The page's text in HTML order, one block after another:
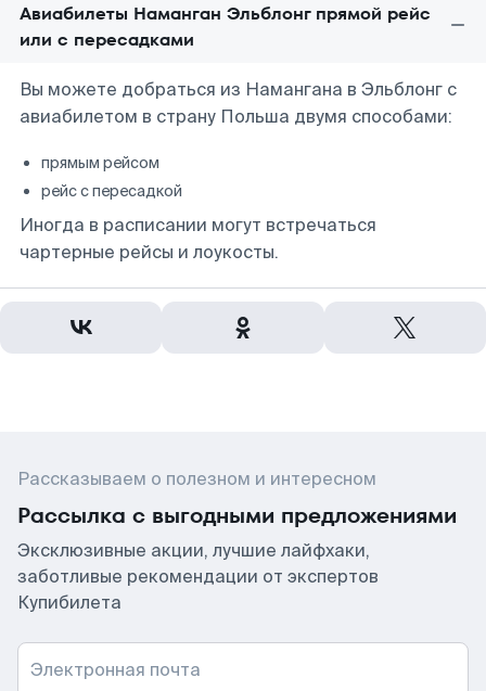
Авиабилеты Наманган Эльблонг прямой рейс
или с пересадками
Вы можете добраться из Намангана в Эльблонг с
авиабилетом в страну Польша двумя способами:
прямым рейсом
рейс с пересадкой
Иногда в расписании могут встречаться
чартерные рейсы и лоукосты.
Рассказываем о полезном и интересном
Рассылка с выгодными предложениями
Эксклюзивные акции, лучшие лайфхаки,
заботливые рекомендации от экспертов
Купибилета
Электронная почта